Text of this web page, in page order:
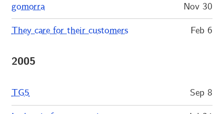
gomorra Nov 30
They care for their customers Feb 6
2005
TG5 Sep 8